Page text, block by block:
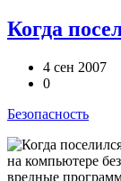
Когда
4 сен 2007
0
Безопасность
на компьютере
вредные